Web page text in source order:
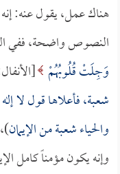
هناك عمل، يقول عنه:
النصوص واضحة، ففي
وَجِلَتْ قُلُوبُهُمْ [الأنفال:2]، وفي
شعبة، فأعلاها قول لا
والحياء شعبة من الإيمان
وإنه يكون مؤمناً كامل